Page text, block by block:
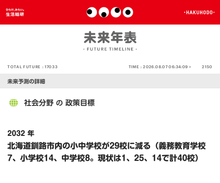
TOTAL FUTURE :17033 TIME :2026.08.07 06:34:09 > 2150
未来予測の詳細
社会分野 の 政策目標
2032 年
北海道釧路市内の小中学校が29校に減る（義務教育学校
7、小学校14、中学校8。現状は1、25、14で計40校）